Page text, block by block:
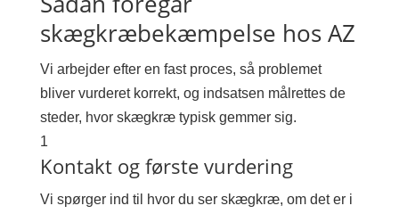
skægkræbekæmpelse hos AZ
Vi arbejder efter en fast proces, så problemet
bliver vurderet korrekt, og indsatsen målrettes de
steder, hvor skægkræ typisk gemmer sig.
1
Kontakt og første vurdering
Vi spørger ind til hvor du ser skægkræ, om det er i